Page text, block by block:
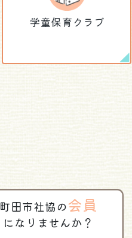
学童保育クラブ
町田市社協の会員
になりませんか？